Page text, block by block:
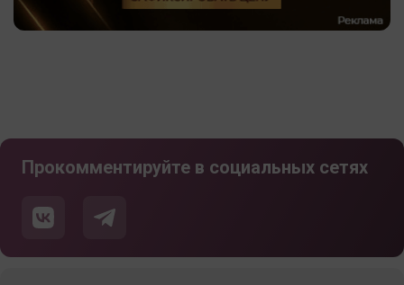
Прокомментируйте в социальных сетях